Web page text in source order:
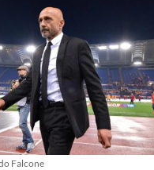
Falcone